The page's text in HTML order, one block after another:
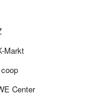
Markt
Center